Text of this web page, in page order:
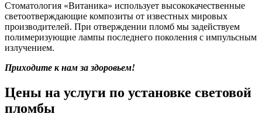
Стоматология «Витаника» использует высококачественные
светоотверждающие композиты от известных мировых
производителей. При отверждении пломб мы задействуем
полимеризующие лампы последнего поколения с импульсным
излучением.
Приходите к нам за здоровьем!
Цены на услуги по установке световой
пломбы